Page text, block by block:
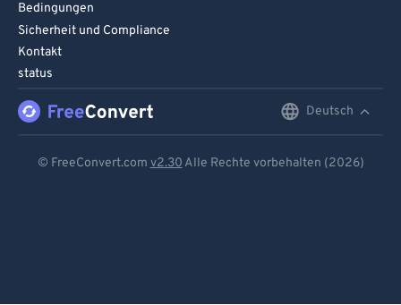
Bedingungen
Sicherheit und Compliance
Kontakt
status
Deutsch
© FreeConvert.com v2.30 Alle Rechte vorbehalten (2026)